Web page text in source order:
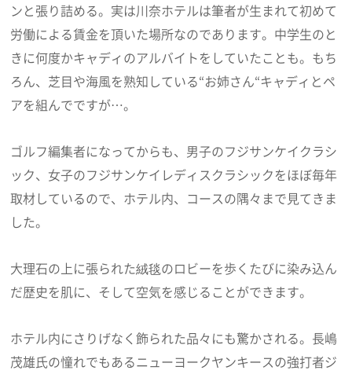
ンと張り詰める。実は川奈ホテルは筆者が生まれて初めて
労働による賃金を頂いた場所なのであります。中学生のと
きに何度かキャディのアルバイトをしていたことも。もち
ろん、芝目や海風を熟知している“お姉さん“キャディとペ
アを組んでですが…。
ゴルフ編集者になってからも、男子のフジサンケイクラシ
ック、女子のフジサンケイレディスクラシックをほぼ毎年
取材しているので、ホテル内、コースの隅々まで見てきま
した。
大理石の上に張られた絨毯のロビーを歩くたびに染み込ん
だ歴史を肌に、そして空気を感じることができます。
ホテル内にさりげなく飾られた品々にも驚かされる。長嶋
茂雄氏の憧れでもあるニューヨークヤンキースの強打者ジ